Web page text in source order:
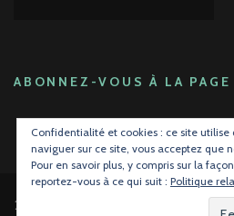
ABONNEZ-VOUS À LA PAGE
2026 Copyright
Confidentialité et cookies : ce site utilise
naviguer sur ce site, vous acceptez que
Pour en savoir plus, y compris sur la
reportez-vous à ce qui suit : Politique